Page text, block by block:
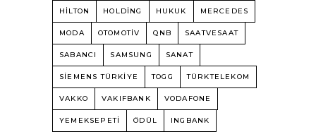
HILTON HOLDING HUKUK MERCEDES
MODA OTOMOTIV QNB SAATVESAAT
SABANCI SAMSUNG SANAT
SIEMENS TÜRKIYE TOGG TÜRKTELEKOM
VAKKO VAKIFBANK VODAFONE
YEMEKSEPETI ÖDÜL INGBANK